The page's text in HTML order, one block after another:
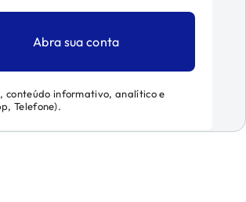
Abra sua conta
conteúdo informativo, analítico e
Telefone).